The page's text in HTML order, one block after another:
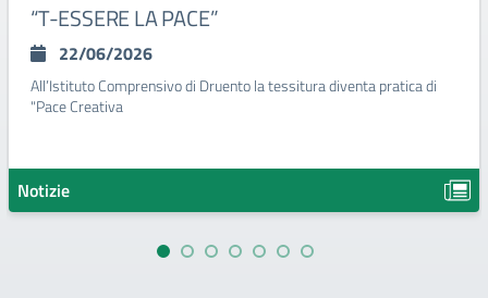
“T-ESSERE LA PACE”
22/06/2026
All’Istituto Comprensivo di Druento la tessitura diventa pratica di
"Pace Creativa
Notizie